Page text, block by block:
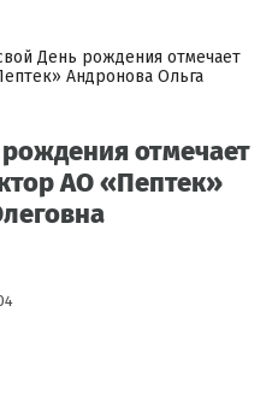
День рождения отмечает
Андронова Ольга
отмечает
АО «Пептек»